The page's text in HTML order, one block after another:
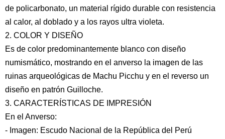
de policarbonato, un material rígido durable con resistencia
al calor, al doblado y a los rayos ultra violeta.
2. COLOR Y DISEÑO
Es de color predominantemente blanco con diseño
numismático, mostrando en el anverso la imagen de las
ruinas arqueológicas de Machu Picchu y en el reverso un
diseño en patrón Guilloche.
3. CARACTERÍSTICAS DE IMPRESIÓN
En el Anverso:
- Imagen: Escudo Nacional de la República del Perú